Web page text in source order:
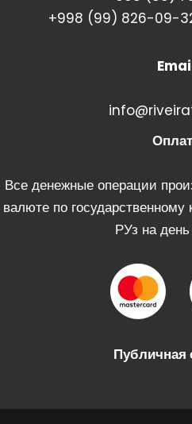
+998 (99) 826-09-
Все денежные операции
валюте по государственному
РУз на
Публичная